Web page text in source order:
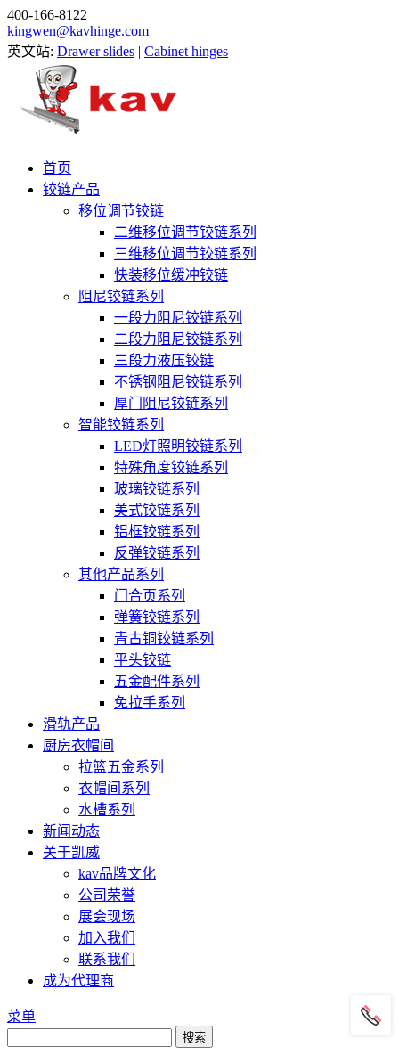
400-166-8122
kingwen@kavhinge.com
英文站: Drawer slides | Cabinet hinges
首页
铰链产品
移位调节铰链
二维移位调节铰链系列
三维移位调节铰链系列
快装移位缓冲铰链
阻尼铰链系列
一段力阻尼铰链系列
二段力阻尼铰链系列
三段力液压铰链
不锈钢阻尼铰链系列
厚门阻尼铰链系列
智能铰链系列
LED灯照明铰链系列
特殊角度铰链系列
玻璃铰链系列
美式铰链系列
铝框铰链系列
反弹铰链系列
其他产品系列
门合页系列
弹簧铰链系列
青古铜铰链系列
平头铰链
五金配件系列
免拉手系列
滑轨产品
厨房衣帽间
拉篮五金系列
衣帽间系列
水槽系列
新闻动态
关于凯威
kav品牌文化
公司荣誉
展会现场
加入我们
联系我们
成为代理商
菜单